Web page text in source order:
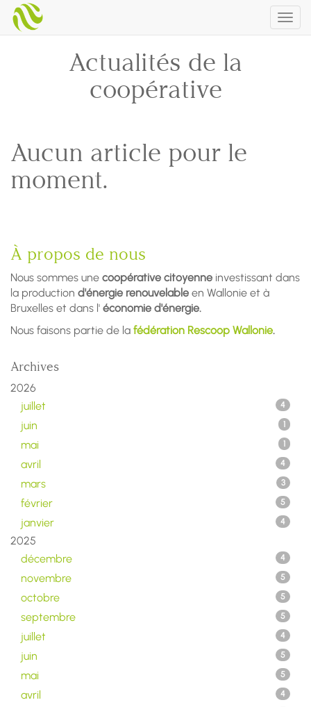
Actualités de la
coopérative
Aucun article pour le
moment.
À propos de nous
Nous sommes une coopérative citoyenne investissant dans
la production d'énergie renouvelable en Wallonie et à
Bruxelles et dans l' économie d'énergie.
Nous faisons partie de la fédération Rescoop Wallonie.
Archives
2026
juillet
4
juin 1
mai 1
avril 4
mars 3
février 5
janvier 4
2025
décembre
4
novembre 5
octobre 5
septembre 5
juillet 4
juin 5
mai 5
avril 4